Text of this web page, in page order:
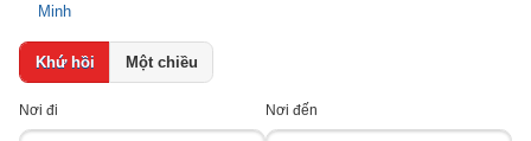
Minh
Khứ hồi Một chiều
Nơi đi Nơi đến